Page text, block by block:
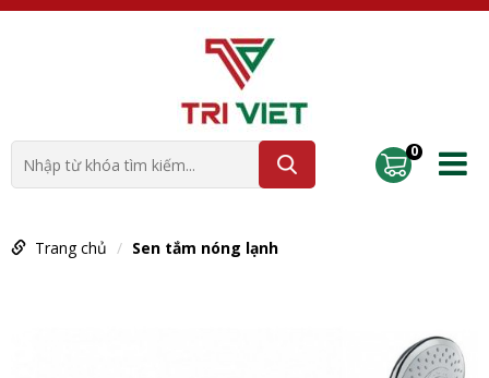
0
Trang chủ Sen tắm nóng lạnh